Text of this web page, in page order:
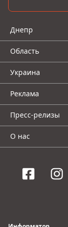
Днепр
Область
Украина
Реклама
Пресс-релизы
О нас